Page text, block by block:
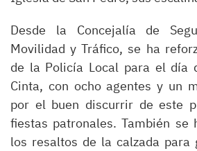
Desde la Concejalía de
Movilidad y Tráfico, se ha
de la Policía Local para el día
Cinta, con ocho agentes y un
por el buen discurrir de este
fiestas patronales. También se
los resaltos de la calzada para